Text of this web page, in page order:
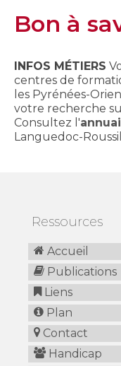
Bon à
INFOS MÉTIERS
centres de
les Pyrénées-
votre recherche
Consultez l'
Languedoc-
Ressources
Accueil
Publications
Liens
Plan
Contact
Handicap